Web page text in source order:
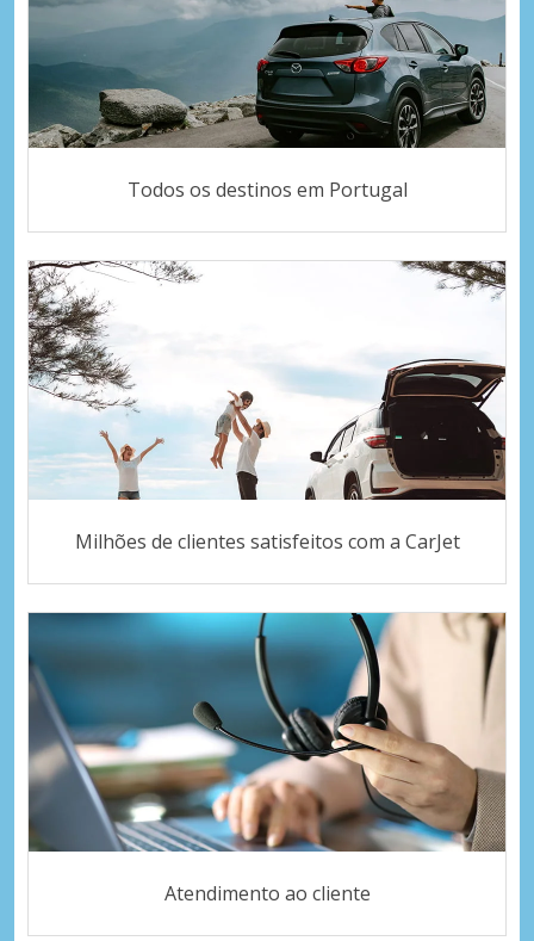
Todos os destinos em Portugal
Milhões de clientes satisfeitos com a CarJet
Atendimento ao cliente